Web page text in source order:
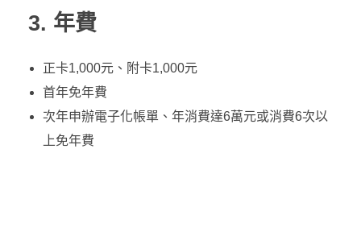
3. 年費
正卡1,000元、附卡1,000元
首年免年費
次年申辦電子化帳單、年消費達6萬元或消費6次以
上免年費